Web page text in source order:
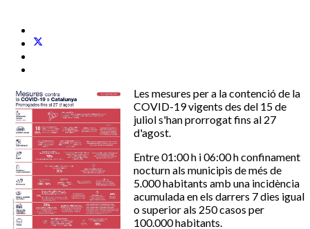
Les mesures per a la contenció de la
COVID-19 vigents des del 15 de
juliol s'han prorrogat fins al 27
d'agost.
Entre 01:00 h i 06:00 h confinament
nocturn als municipis de més de
5.000 habitants amb una incidència
acumulada en els darrers 7 dies igual
o superior als 250 casos per
100.000 habitants.